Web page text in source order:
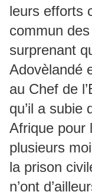
leurs efforts
commun
surprenant
Adovèlandé
au Chef de
qu’il a subie
Afrique pour
plusieurs
la prison
n’ont